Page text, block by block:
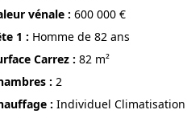
vénale : 600 000 €
1 : Homme de 82 ans
Carrez : 82 m²
: 2
: Individuel Climatisation